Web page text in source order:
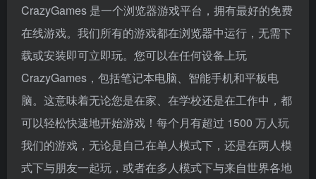
CrazyGames 是一个浏览器游戏平台，拥有最好的免费
在线游戏。我们所有的游戏都在浏览器中运行，无需下
载或安装即可立即玩。您可以在任何设备上玩
CrazyGames，包括笔记本电脑、智能手机和平板电
脑。这意味着无论您是在家、在学校还是在工作中，都
可以轻松快速地开始游戏！每个月有超过 1500 万人玩
我们的游戏，无论是自己在单人模式下，还是在两人模
式下与朋友一起玩，或者在多人模式下与来自世界各地